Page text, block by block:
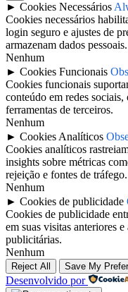
► Cookies Necessários
Cookies necessários
login seguro e ajustes de
armazenam dados pessoais.
Nenhum
► Cookies Funcionais
Cookies funcionais
conteúdo em redes
ferramentas de terceiros.
Nenhum
► Cookies Analíticos
Cookies analíticos
insights sobre métricas
rejeição e fontes de tráfego.
Nenhum
► Cookies de publicidade
Cookies de publicidade
em suas visitas anteriores
publicitárias.
Nenhum
Reject All Save My
Desenvolvido por